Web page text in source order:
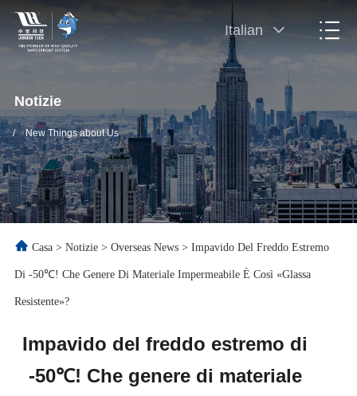
Italian
Notizie
/ New Things about Us
Casa > Notizie > Overseas News > Impavido Del Freddo Estremo
Di -50℃! Che Genere Di Materiale Impermeabile È Così «glassa
Resistente»?
Impavido del freddo estremo di
-50℃! Che genere di materiale